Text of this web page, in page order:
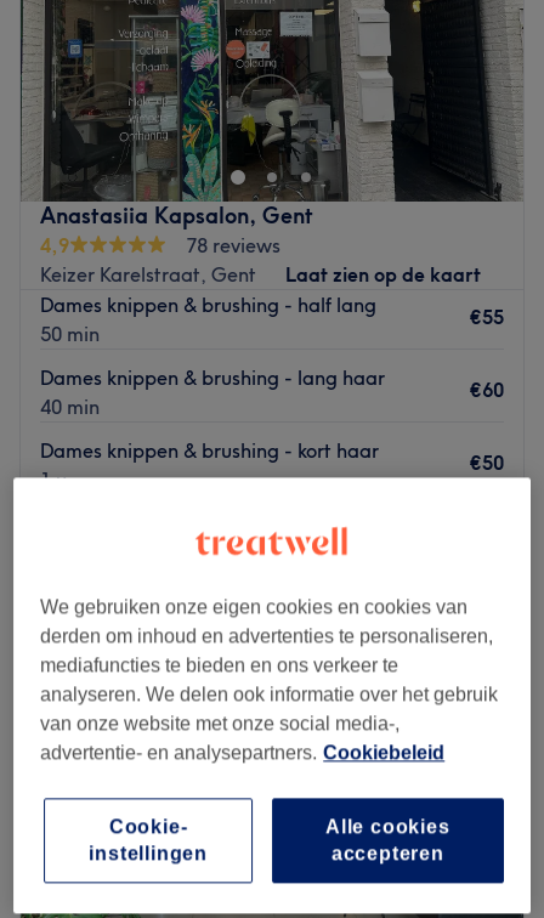
Anastasiia Kapsalon, Gent
4,9
78 reviews
Keizer Karelstraat, Gent
Laat zien op de kaart
Dames knippen & brushing - half lang
50 min
€55
Dames knippen & brushing - lang haar
40 min
€60
Dames knippen & brushing - kort haar
1 u
€50
Dinsdag
08:00–20:00
Woensdag
08:00–20:00
Donderdag
08:00
Vrijdag
08:00–20:00
Zaterdag
08:00
Zondag
08:00–20:00
comfort centraal staan, met als doel de klanten een
unieke wellnesservaring te bieden.
Dichtstbijzijnde openbaar vervoer:
We gebruiken onze eigen cookies en cookies van
derden om inhoud en advertenties te personaliseren,
mediafuncties te bieden en ons verkeer te
analyseren. We delen ook informatie over het gebruik
van onze website met onze social media-,
advertentie- en analysepartners. Cookiebeleid
Alle cookies
accepteren
Cookie-
instellingen